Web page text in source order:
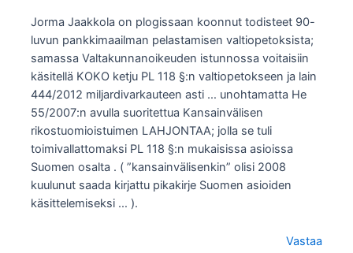
Jorma Jaakkola on plogissaan koonnut todisteet 90-
luvun pankkimaailman pelastamisen valtiopetoksista;
samassa Valtakunnanoikeuden istunnossa voitaisiin
käsitellä KOKO ketju PL 118 §:n valtiopetokseen ja lain
444/2012 miljardivarkauteen asti … unohtamatta He
55/2007:n avulla suoritettua Kansainvälisen
rikostuomioistuimen LAHJONTAA; jolla se tuli
toimivallattomaksi PL 118 §:n mukaisissa asioissa
Suomen osalta . ( ”kansainvälisenkin” olisi 2008
kuulunut saada kirjattu pikakirje Suomen asioiden
käsittelemiseksi … ).
Vastaa